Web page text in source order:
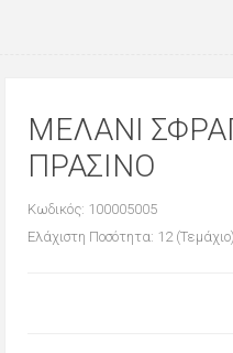
ΜΕΛΑΝΙ
ΠΡΑΣΙΝΟ
Κωδικός: 100005005
Ελάχιστη Ποσότητα: 12 (Τεμάχιο)